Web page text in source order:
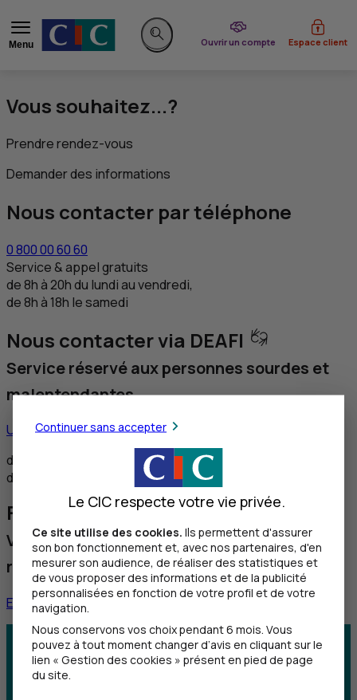
Menu
Rechercher sur le site
Ouvrir un compte
du CIC Espace client
Vous souhaitez...?
Prendre rendez-vous
Demander des informations
Nous contacter par téléphone
0 800 00 60 60
Service & appel gratuits
de 8h à 20h du lundi au vendredi,
de 8h à 18h le samedi
Nous contacter via DEAFI
Service réservé aux personnes sourdes et
malentendantes
Utiliser ce service
de 8h30 à 12h et de 14h à 18h du lundi au vendredi,
de 8h30 à 12h le samedi
Faire une réclamation
Vous souhaitez nous faire part d'une
réclamation
En savoir plus
Centre d'aide Trouver une agence
Continuer sans accepter
Le CIC respecte votre vie privée.
Ce site utilise des cookies. Ils permettent d'assurer
son bon fonctionnement et, avec nos partenaires, d'en
mesurer son audience, de réaliser des statistiques et
de vous proposer des informations et de la publicité
personnalisées en fonction de votre profil et de votre
navigation.
Nous conservons vos choix pendant 6 mois. Vous
pouvez à tout moment changer d’avis en cliquant sur le
lien « Gestion des cookies » présent en pied de page
du site.